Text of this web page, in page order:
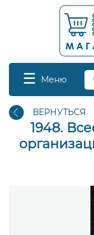
Меню
ВЕРНУТЬСЯ
1948.